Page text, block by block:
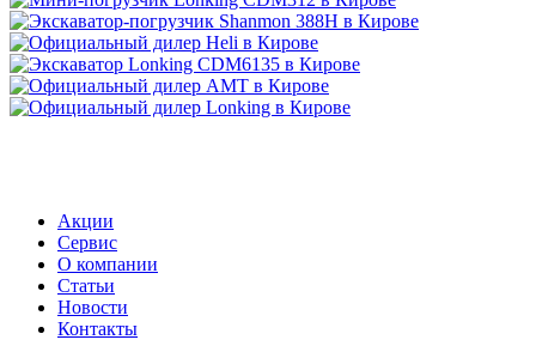
Акции
Сервис
О компании
Статьи
Новости
Контакты